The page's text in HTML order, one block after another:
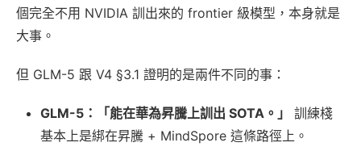
個完全不用 NVIDIA 訓出來的 frontier 級模型，本身就是
大事。
但 GLM-5 跟 V4 §3.1 證明的是兩件不同的事：
GLM-5：「能在華為昇騰上訓出 SOTA。」
訓練棧
基本上是綁在昇騰 + MindSpore 這條路徑上。